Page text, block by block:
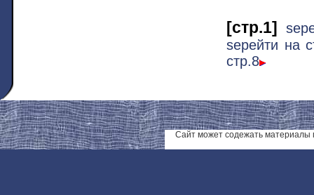
[стр.1]
ѕерейти на
стр.8
Сайт может содежать материалы